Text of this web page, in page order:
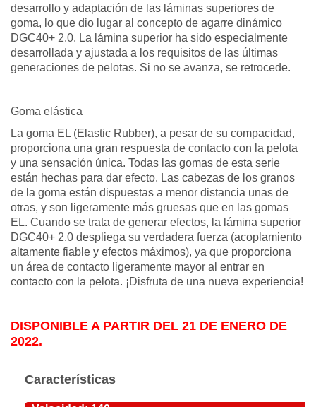
desarrollo y adaptación de las láminas superiores de
goma, lo que dio lugar al concepto de agarre dinámico
DGC40+ 2.0. La lámina superior ha sido especialmente
desarrollada y ajustada a los requisitos de las últimas
generaciones de pelotas. Si no se avanza, se retrocede.
Goma elástica
La goma EL (Elastic Rubber), a pesar de su compacidad,
proporciona una gran respuesta de contacto con la pelota
y una sensación única. Todas las gomas de esta serie
están hechas para dar efecto. Las cabezas de los granos
de la goma están dispuestas a menor distancia unas de
otras, y son ligeramente más gruesas que en las gomas
EL. Cuando se trata de generar efectos, la lámina superior
DGC40+ 2.0 despliega su verdadera fuerza (acoplamiento
altamente fiable y efectos máximos), ya que proporciona
un área de contacto ligeramente mayor al entrar en
contacto con la pelota. ¡Disfruta de una nueva experiencia!
DISPONIBLE A PARTIR DEL 21 DE ENERO DE
2022.
Características